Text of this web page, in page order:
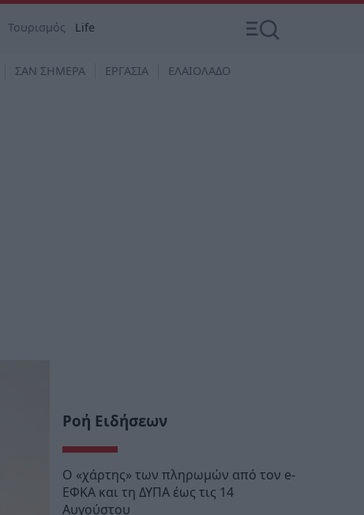
Τουρισμός Life
ΣΑΝ ΣΗΜΕΡΑ ΕΡΓΑΣΙΑ ΕΛΑΙΟΛΑΔΟ
Ροή Ειδήσεων
Ο «χάρτης» των πληρωμών από τον e-
ΕΦΚΑ και τη ΔΥΠΑ έως τις 14
Αυγούστου